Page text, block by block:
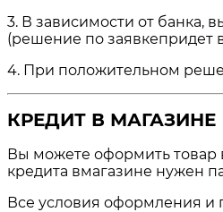
3. В зависимости от банка,
(решение по заявкепридет
4. При положительном
КРЕДИТ В МАГАЗИНЕ
Вы можете оформить товар
кредита вмагазине нужен
Все условия оформления и